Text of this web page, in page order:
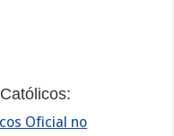
Oficial no